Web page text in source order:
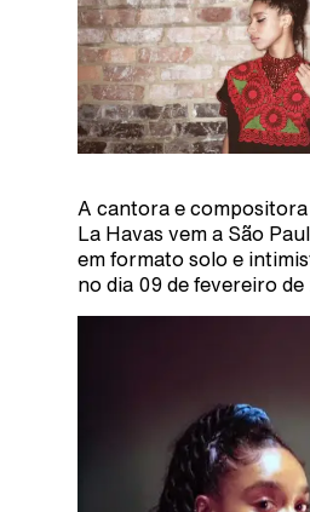
A cantora e
La Havas vem a São
em formato solo e
no dia 09 de fevereiro de